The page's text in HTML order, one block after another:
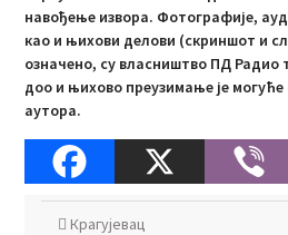
навођење извора. Фотографије,
као и њихови делови (скриншот и
означено, су власништво ПД Радио
доо и њихово преузимање је могуће
аутора.
Крагујевац